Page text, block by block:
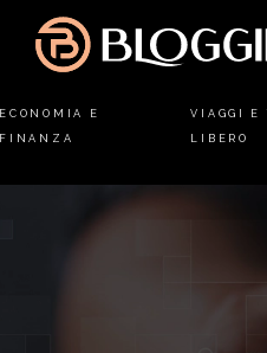
ECONOMIA E
FINANZA
VIAGGI E
LIBERO